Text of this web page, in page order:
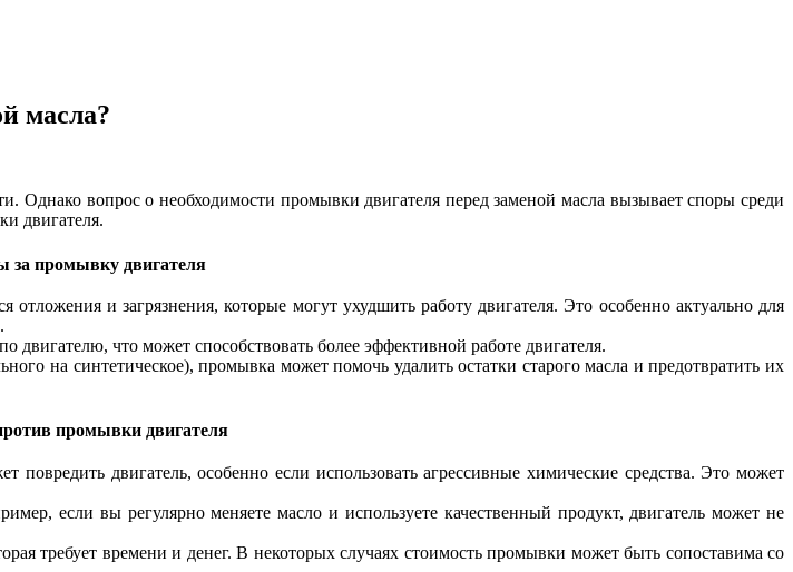
масла?
Однако вопрос о необходимости промывки двигателя перед заменой масла вызывает споры среди
двигателя.
за промывку двигателя
и загрязнения, которые могут ухудшить работу двигателя. Это особенно актуально для
что может способствовать более эффективной работе двигателя.
на синтетическое), промывка может помочь удалить остатки старого масла и предотвратить их
промывки двигателя
двигатель, особенно если использовать агрессивные химические средства. Это может
если вы регулярно меняете масло и используете качественный продукт, двигатель может не
требует времени и денег. В некоторых случаях стоимость промывки может быть сопоставима со